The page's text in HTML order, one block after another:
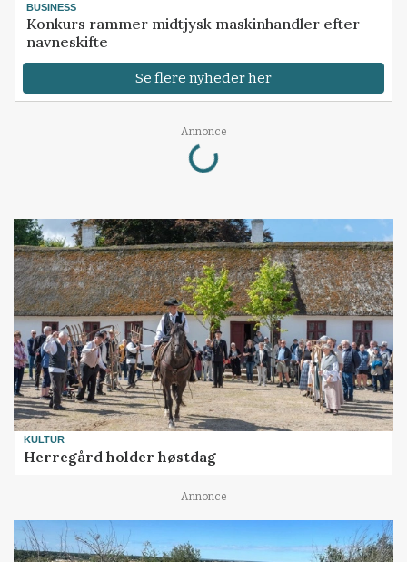
BUSINESS
Konkurs rammer midtjysk maskinhandler efter
navneskifte
Se flere nyheder her
Annonce
Loading...
KULTUR
Herregård holder høstdag
Annonce